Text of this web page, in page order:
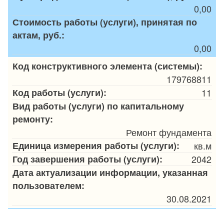
0,00
Стоимость работы (услуги), принятая по
актам, руб.:
0,00
Код конструктивного элемента (системы):
179768811
Код работы (услуги):
11
Вид работы (услуги) по капитальному
ремонту:
Ремонт фундамента
Единица измерения работы (услуги):
кв.м
Год завершения работы (услуги):
2042
Дата актуализации информации, указанная
пользователем:
30.08.2021